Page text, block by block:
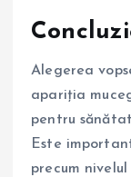
Alegerea
apariția
pentru
Este
precum